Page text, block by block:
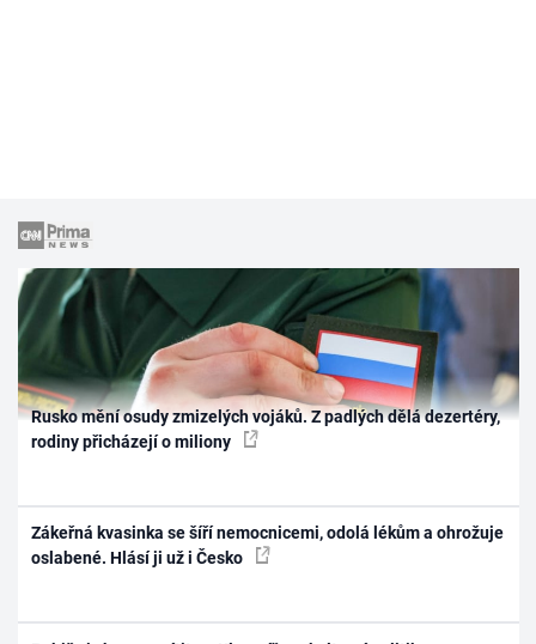
Rusko mění osudy zmizelých vojáků. Z padlých dělá dezertéry,
rodiny přicházejí o miliony
Zákeřná kvasinka se šíří nemocnicemi, odolá lékům a ohrožuje
oslabené. Hlásí ji už i Česko